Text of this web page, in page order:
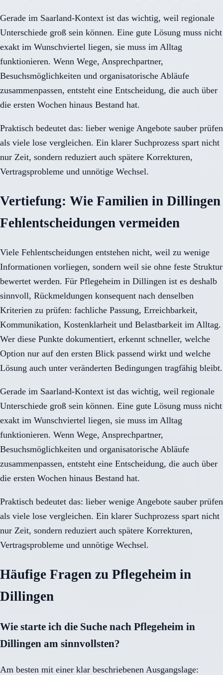
Gerade im Saarland-Kontext ist das wichtig, weil regionale
Unterschiede groß sein können. Eine gute Lösung muss nicht
exakt im Wunschviertel liegen, sie muss im Alltag
funktionieren. Wenn Wege, Ansprechpartner,
Besuchsmöglichkeiten und organisatorische Abläufe
zusammenpassen, entsteht eine Entscheidung, die auch über
die ersten Wochen hinaus Bestand hat.
Praktisch bedeutet das: lieber wenige Angebote sauber prüfen
als viele lose vergleichen. Ein klarer Suchprozess spart nicht
nur Zeit, sondern reduziert auch spätere Korrekturen,
Vertragsprobleme und unnötige Wechsel.
Vertiefung: Wie Familien in Dillingen
Fehlentscheidungen vermeiden
Viele Fehlentscheidungen entstehen nicht, weil zu wenige
Informationen vorliegen, sondern weil sie ohne feste Struktur
bewertet werden. Für Pflegeheim in Dillingen ist es deshalb
sinnvoll, Rückmeldungen konsequent nach denselben
Kriterien zu prüfen: fachliche Passung, Erreichbarkeit,
Kommunikation, Kostenklarheit und Belastbarkeit im Alltag.
Wer diese Punkte dokumentiert, erkennt schneller, welche
Option nur auf den ersten Blick passend wirkt und welche
Lösung auch unter veränderten Bedingungen tragfähig bleibt.
Gerade im Saarland-Kontext ist das wichtig, weil regionale
Unterschiede groß sein können. Eine gute Lösung muss nicht
exakt im Wunschviertel liegen, sie muss im Alltag
funktionieren. Wenn Wege, Ansprechpartner,
Besuchsmöglichkeiten und organisatorische Abläufe
zusammenpassen, entsteht eine Entscheidung, die auch über
die ersten Wochen hinaus Bestand hat.
Praktisch bedeutet das: lieber wenige Angebote sauber prüfen
als viele lose vergleichen. Ein klarer Suchprozess spart nicht
nur Zeit, sondern reduziert auch spätere Korrekturen,
Vertragsprobleme und unnötige Wechsel.
Häufige Fragen zu Pflegeheim in
Dillingen
Wie starte ich die Suche nach Pflegeheim in
Dillingen am sinnvollsten?
Am besten mit einer klar beschriebenen Ausgangslage: